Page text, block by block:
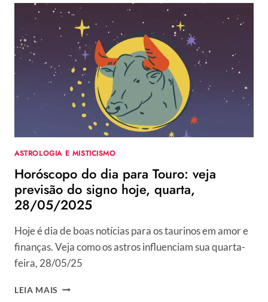
PARA
GÊMEOS:
VEJA
PREVISÃO
DO
SIGNO
HOJE,
QUARTA,
28/05/2025
ASTROLOGIA E MISTICISMO
Horóscopo do dia para Touro: veja
previsão do signo hoje, quarta,
28/05/2025
Hoje é dia de boas notícias para os taurinos em amor e
finanças. Veja como os astros influenciam sua quarta-
feira, 28/05/25
LEIA MAIS HORÓSCOPO